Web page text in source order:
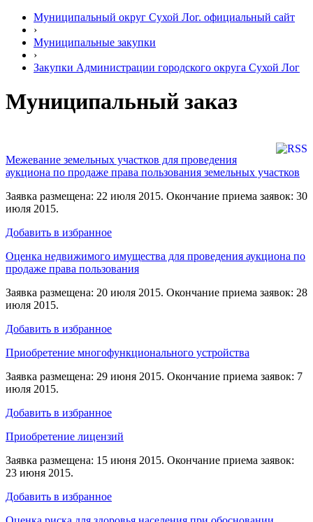
Муниципальный округ Сухой Лог. официальный сайт
›
Муниципальные закупки
›
Закупки Администрации городского округа Сухой Лог
Муниципальный заказ
Межевание земельных участков для проведения
аукциона по продаже права пользования земельных участков
Заявка размещена: 22 июля 2015. Окончание приема заявок: 30
июля 2015.
Добавить в избранное
Оценка недвижимого имущества для проведения аукциона по
продаже права пользования
Заявка размещена: 20 июля 2015. Окончание приема заявок: 28
июля 2015.
Добавить в избранное
Приобретение многофункционального устройства
Заявка размещена: 29 июня 2015. Окончание приема заявок: 7
июля 2015.
Добавить в избранное
Приобретение лицензий
Заявка размещена: 15 июня 2015. Окончание приема заявок:
23 июня 2015.
Добавить в избранное